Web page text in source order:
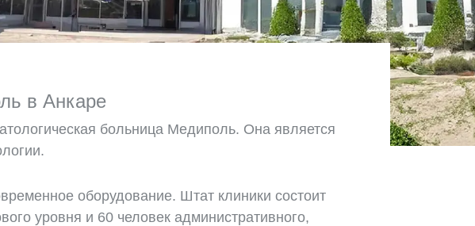
в Анкаре
больница Медиполь. Она является
оборудование. Штат клиники состоит
уровня и 60 человек административного,